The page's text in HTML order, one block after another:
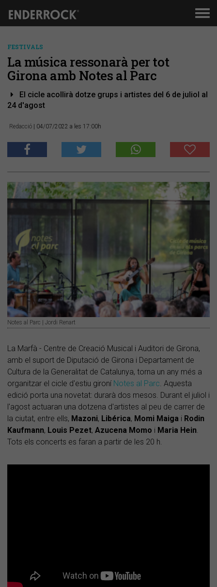
FESTIVALS
La música ressonarà per tot
Girona amb Notes al Parc
El cicle acollirà dotze grups i artistes del 6 de juliol al
24 d'agost
Redacció | 04/07/2022 a les 17:00h
Notes al Parc | Jordi Renart
La Marfà - Centre de Creació Musical i Auditori de Girona,
amb el suport de Diputació de Girona i Departament de
Cultura de la Generalitat de Catalunya, torna un any més a
organitzar el cicle d'estiu gironí Notes al Parc. Aquesta
edició porta una novetat: durarà dos mesos. Durant el juliol i
l'agost actuaran una dotzena d'artistes al peu de carrer de
la ciutat, entre ells, Mazoni, Libérica, Momi Maiga i Rodin
Kaufmann, Louis Pezet, Azucena Momo i Maria Hein.
Tots els concerts es faran a partir de les 20 h.